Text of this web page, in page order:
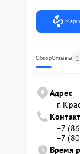
ОбзорОтзывы
Адрес
г.
+7
+7
Время